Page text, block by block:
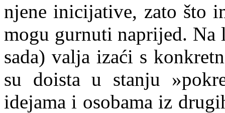
njene inicijative, zato što
mogu gurnuti naprijed. Na
sada) valja izaći s
su doista u stanju
idejama i osobama iz